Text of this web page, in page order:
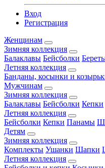
Вход
Регистрация
Женщинам
Зимняя коллекция
Балаклавы Бейсболки
Летняя коллекция
Банданы, косынки и
Мужчинам
Зимняя коллекция
Балаклавы Бейсболки Кепки
Летняя коллекция
Бейсболки Кепки Панамы
Детям
Зимняя коллекция
Комплекты Ушанки Шапки
Летняя коллекция